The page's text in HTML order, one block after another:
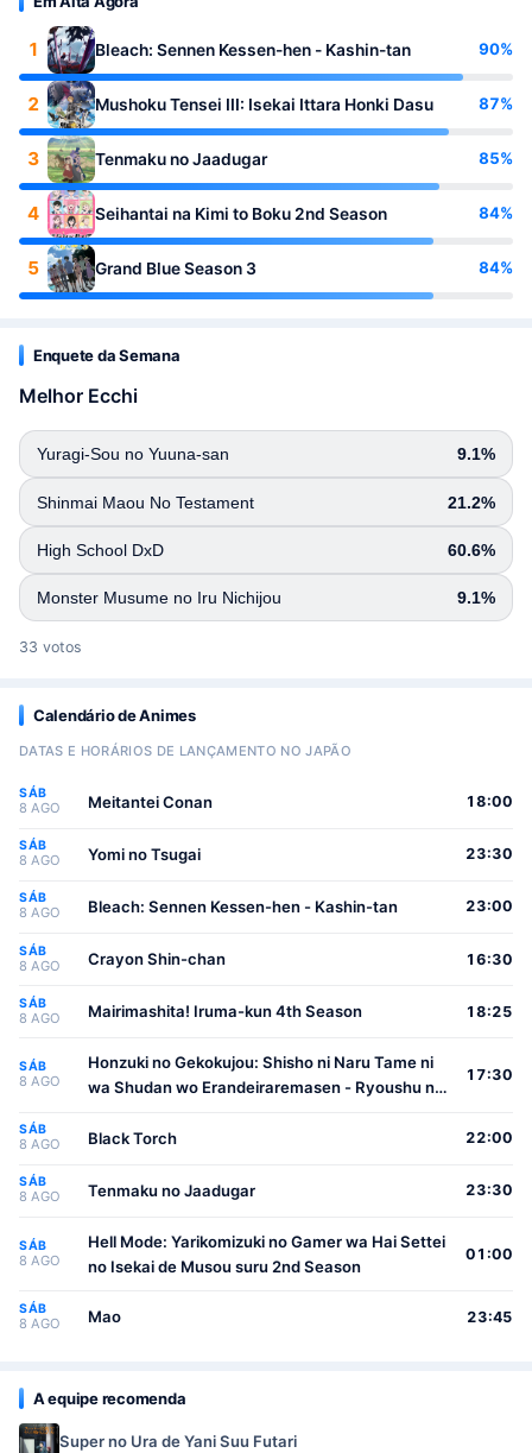
1 Bleach: Sennen Kessen-hen - Kashin-tan 90%
2 Mushoku Tensei III: Isekai Ittara Honki Dasu 87%
3 Tenmaku no Jaadugar 85%
4 Seihantai na Kimi to Boku 2nd Season 84%
5 Grand Blue Season 3 84%
Enquete da Semana
Melhor Ecchi
Yuragi-Sou no Yuuna-san 9.1%
Shinmai Maou No Testament 21.2%
High School DxD 60.6%
Monster Musume no Iru Nichijou 9.1%
33 votos
Calendário de Animes
DATAS E HORÁRIOS DE LANÇAMENTO NO JAPÃO
SÁB
8 AGO Meitantei Conan 18:00
SÁB
8 AGO Yomi no Tsugai 23:30
SÁB
8 AGO Bleach: Sennen Kessen-hen - Kashin-tan 23:00
SÁB
8 AGO Crayon Shin-chan 16:30
SÁB
8 AGO Mairimashita! Iruma-kun 4th Season 18:25
SÁB
8 AGO
Honzuki no Gekokujou: Shisho ni Naru Tame ni
wa Shudan wo Erandeiraremasen - Ryoushu no
17:30
SÁB
8 AGO Black Torch 22:00
SÁB
8 AGO Tenmaku no Jaadugar 23:30
SÁB
8 AGO
Hell Mode: Yarikomizuki no Gamer wa Hai Settei
no Isekai de Musou suru 2nd Season
01:00
SÁB
8 AGO Mao 23:45
A equipe recomenda
Super no Ura de Yani Suu Futari